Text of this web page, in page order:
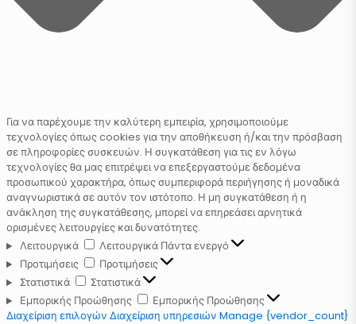
Για να παρέχουμε την καλύτερη εμπειρία, χρησιμοποιούμε
τεχνολογίες όπως cookies για την αποθήκευση ή/και την πρόσβαση
σε πληροφορίες συσκευών. Η συγκατάθεση για τις εν λόγω
τεχνολογίες θα μας επιτρέψει να επεξεργαστούμε δεδομένα
προσωπικού χαρακτήρα, όπως συμπεριφορά περιήγησης ή μοναδικά
αναγνωριστικά σε αυτόν τον ιστότοπο. Η μη συγκατάθεση ή η
ανάκληση της συγκατάθεσης, μπορεί να επηρεάσει αρνητικά
ορισμένες λειτουργίες και δυνατότητες.
Λειτουργικά
Λειτουργικά Πάντα ενεργό
Προτιμήσεις
Προτιμήσεις
Στατιστικά
Στατιστικά
Εμπορικής Προώθησης
Εμπορικής Προώθησης
Διαχείριση επιλογών Διαχείριση υπηρεσιών Manage {vendor_count}